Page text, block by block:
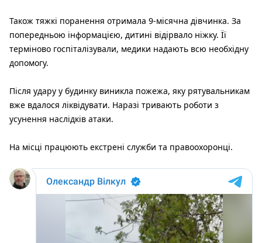
Також тяжкі поранення отримала 9-місячна дівчинка. За
попередньою інформацією, дитині відірвало ніжку. Її
терміново госпіталізували, медики надають всю необхідну
допомогу.
Після удару у будинку виникла пожежа, яку рятувальникам
вже вдалося ліквідувати. Наразі тривають роботи з
усунення наслідків атаки.
На місці працюють екстрені служби та правоохоронці.